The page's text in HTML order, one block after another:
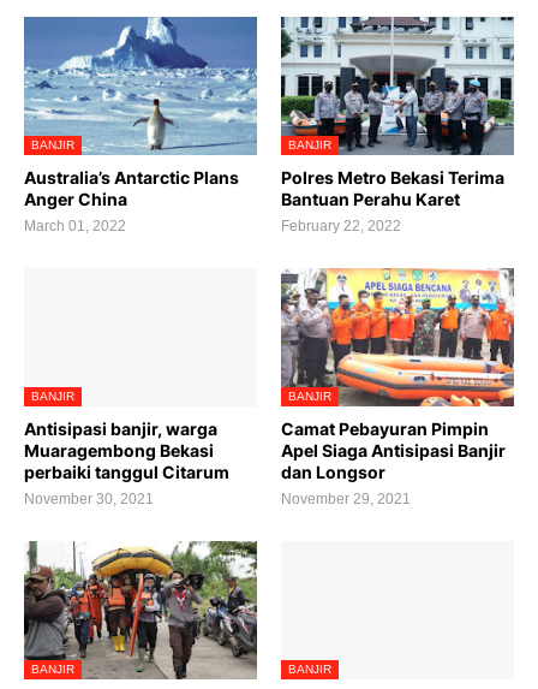
BANJIR
Australia’s Antarctic Plans
Anger China
March 01, 2022
BANJIR
Polres Metro Bekasi Terima
Bantuan Perahu Karet
February 22, 2022
BANJIR
Antisipasi banjir, warga
Muaragembong Bekasi
perbaiki tanggul Citarum
November 30, 2021
BANJIR
Camat Pebayuran Pimpin
Apel Siaga Antisipasi Banjir
dan Longsor
November 29, 2021
BANJIR BANJIR